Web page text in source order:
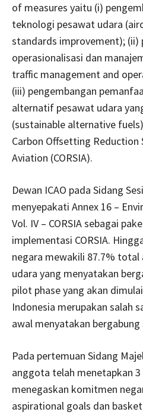
of measures yaitu (i)
teknologi pesawat udara
standards improvement); (ii)
operasionalisasi dan
traffic management and
(iii) pengembangan
alternatif pesawat udara
(sustainable alternative
Carbon Offsetting
Aviation (CORSIA).
Dewan ICAO pada Sidang
menyepakati Annex 16 –
Vol. IV – CORSIA sebagai
implementasi CORSIA.
negara mewakili 87.7%
udara yang menyatakan
pilot phase yang akan
Indonesia merupakan salah
awal menyatakan
Pada pertemuan Sidang
anggota telah menetapkan
menegaskan komitmen
aspirational goals dan